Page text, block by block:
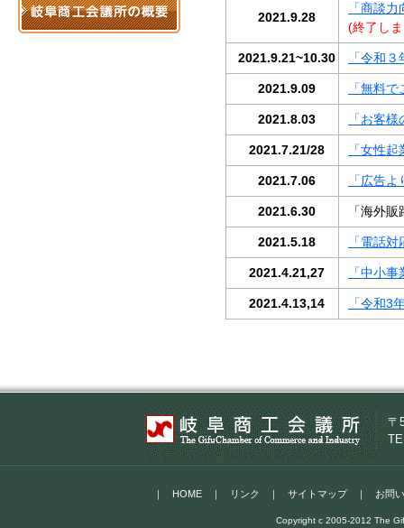
2021.9.28
「商談
(終了し
2021.9.21~10.30 「令和
2021.9.09 「無料
2021.8.03 「お客
2021.7.21/28 「女性
2021.7.06 「広告
2021.6.30 「海外
2021.5.18 「電話
2021.4.21,27 「中小
2021.4.13,14 「令和3
〒
｜ HOME ｜ リンク ｜ サイトマップ ｜ お問
Copyright c 2005-2012 The